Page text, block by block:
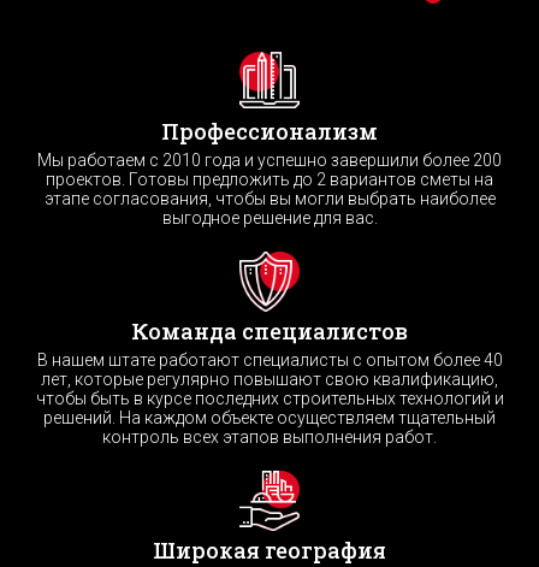
Профессионализм
Мы работаем с 2010 года и успешно завершили более 200
проектов. Готовы предложить до 2 вариантов сметы на
этапе согласования, чтобы вы могли выбрать наиболее
выгодное решение для вас.
Команда специалистов
В нашем штате работают специалисты с опытом более 40
лет, которые регулярно повышают свою квалификацию,
чтобы быть в курсе последних строительных технологий и
решений. На каждом объекте осуществляем тщательный
контроль всех этапов выполнения работ.
Широкая география